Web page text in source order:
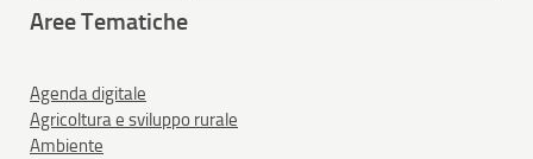
Aree Tematiche
Agenda digitale
Agricoltura e sviluppo rurale
Ambiente